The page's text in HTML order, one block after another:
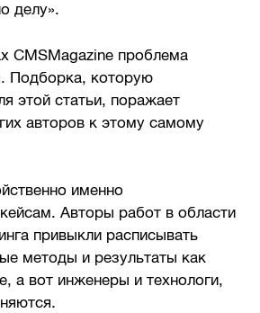
делу».
CMSMagazine проблема
Подборка, которую
этой статьи, поражает
авторов к этому самому
именно
Авторы работ в области
привыкли расписывать
методы и результаты как
а вот инженеры и технологи,